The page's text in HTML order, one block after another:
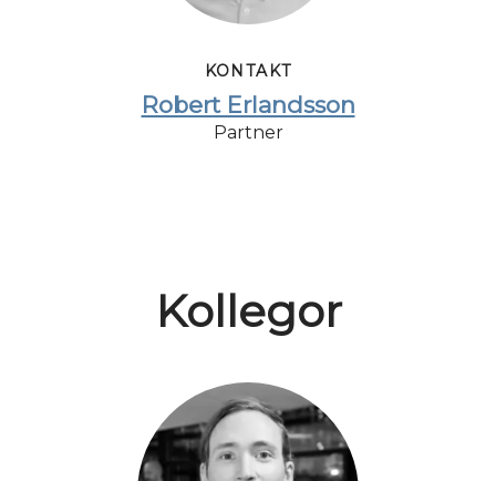
KONTAKT
Robert Erlandsson
Partner
Kollegor